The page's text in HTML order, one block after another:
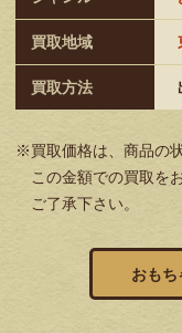
買取地域
買取方法
※買取価格は、商品の
この金額での買取を
ご了承下さい。
おもち